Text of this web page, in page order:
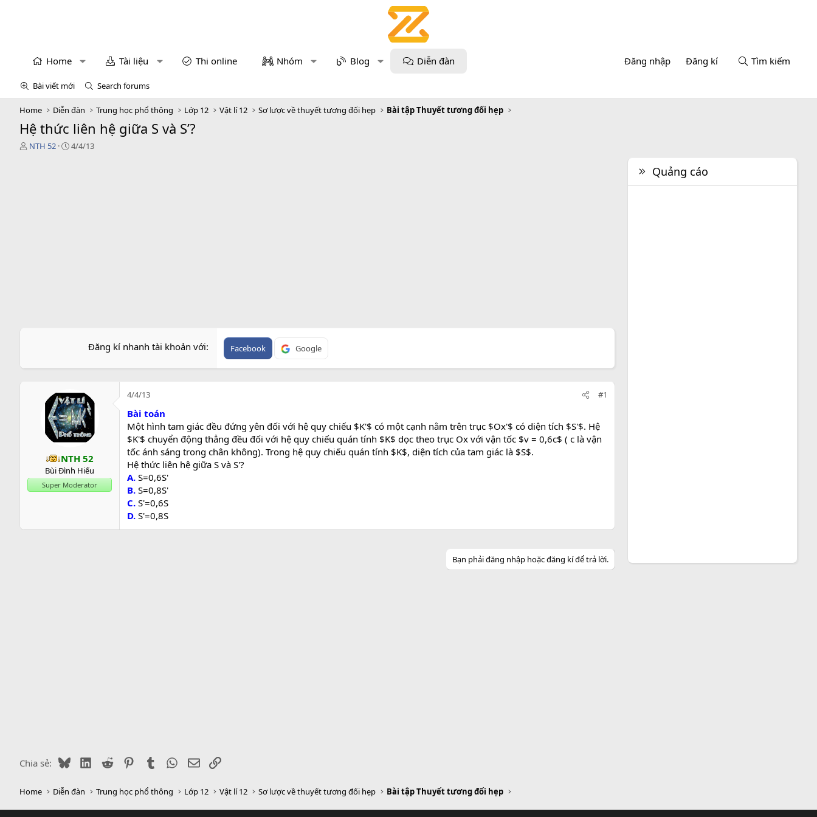
Home Tài liệu Thi online Nhóm Blog Diễn đàn Đăng nhập Đăng kí Tìm kiếm
Bài viết mới Search forums
Home Diễn đàn Trung học phổ thông Lớp 12 Vật lí 12 Sơ lược về thuyết tương đối hẹp Bài tập Thuyết tương đối hẹp
Hệ thức liên hệ giữa S và S’?
T
NTH 52
N
4/4/13
Đăng kí nhanh tài khoản với Facebook Google
NTH 52
Bùi Đình Hiếu
Super Moderator
4/4/13 #1
Bài toán
Một hình tam giác đều đứng yên đối với hệ quy chiếu $K'$ có một cạnh nằm trên trục $Ox'$ có diện tích $S'$. Hệ
$K'$ chuyển động thẳng đều đối với hệ quy chiếu quán tính $K$ dọc theo trục Ox với vận tốc $v = 0,6c$ ( c là vận
tốc ánh sáng trong chân không). Trong hệ quy chiếu quán tính $K$, diện tích của tam giác là $S$.
Hệ thức liên hệ giữa S và S'?
A. S=0,6S'
B. S=0,8S'
C. S'=0,6S
D. S'=0,8S
Bạn phải đăng nhập hoặc đăng kí để trả lời.
Chia sẻ: BlueskyLinkedIn
Reddit PinterestTumblr WhatsApp
EmailLink
Quảng cáo
Home Diễn đàn Trung học phổ thông Lớp 12 Vật lí 12 Sơ lược về thuyết tương đối hẹp Bài tập Thuyết tương đối hẹp